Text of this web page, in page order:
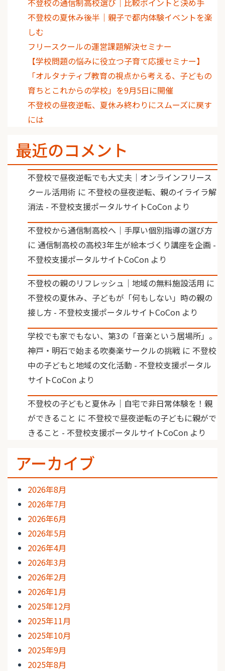
不登校の夏休み後半｜親子で都内体験イベントを楽
しむ
フリースクールの運営課題解決セミナー
【学校問題の悩みに役立つ子育て応援セミナー】
「オルタナティブ教育の視点から考える、子どもの
育ちとこれからの学校」を9月5日に開催
不登校の昼夜逆転、夏休み終わりにスムーズに戻す
には
最近のコメント
不登校で昼夜逆転でも大丈夫｜オンラインフリース
クール活用術 に 不登校の昼夜逆転、親のイライラ解
消法 - 不登校支援ポータルサイトCoCon より
不登校から通信制高校へ｜手厚い個別指導の選び方
に 通信制高校の高校3年生が絵本づくり講座を企画 -
不登校支援ポータルサイトCoCon より
不登校の親のリフレッシュ｜地域の無料施設活用 に
不登校の夏休み、子どもが「何もしない」時の親の
接し方 - 不登校支援ポータルサイトCoCon より
学校でも家でもない、第3の「音楽という居場所」。
神戸・明石で始まる吹奏楽サークルの挑戦 に 不登校
中の子どもと地域の文化活動 - 不登校支援ポータル
サイトCoCon より
不登校の子どもと夏休み｜自宅で非日常体験を！親
ができること に 不登校で昼夜逆転の子どもに親がで
きること - 不登校支援ポータルサイトCoCon より
アーカイブ
2026年8月
2026年7月
2026年6月
2026年5月
2026年4月
2026年3月
2026年2月
2026年1月
2025年12月
2025年11月
2025年10月
2025年9月
2025年8月